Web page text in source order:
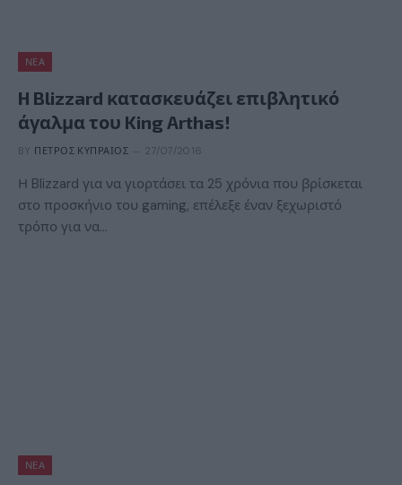
ΝΈΑ
H Blizzard κατασκευάζει επιβλητικό
άγαλμα του King Arthas!
BY ΠΈΤΡΟΣ ΚΥΠΡΑΊΟΣ 27/07/2016
Η Blizzard για να γιορτάσει τα 25 χρόνια που βρίσκεται
στο προσκήνιο του gaming, επέλεξε έναν ξεχωριστό
τρόπο για να…
ΝΈΑ